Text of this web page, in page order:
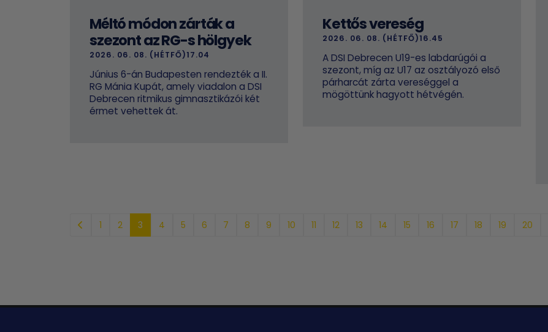
Méltó módon zárták a
szezont az RG-s hölgyek
2026. 06. 08. (HÉTFŐ)17.04
Június 6-án Budapesten rendezték a II.
RG Mánia Kupát, amely viadalon a DSI
Debrecen ritmikus gimnasztikázói két
érmet vehettek át.
Kettős vereség
2026. 06. 08. (HÉTFŐ)16.45
A DSI Debrecen U19-es labdarúgói a
szezont, míg az U17 az osztályozó első
párharcát zárta vereséggel a
mögöttünk hagyott hétvégén.
1 2 3 4 5 6 7 8 9 10 11 12 13 14 15 16 17 18 19 20